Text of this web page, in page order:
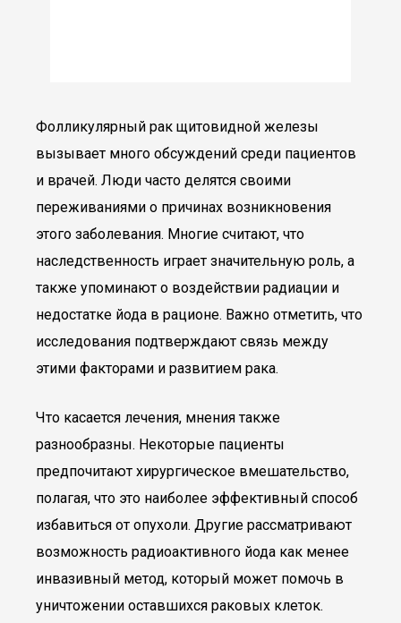
Фолликулярный рак щитовидной железы
вызывает много обсуждений среди пациентов
и врачей. Люди часто делятся своими
переживаниями о причинах возникновения
этого заболевания. Многие считают, что
наследственность играет значительную роль, а
также упоминают о воздействии радиации и
недостатке йода в рационе. Важно отметить, что
исследования подтверждают связь между
этими факторами и развитием рака.
Что касается лечения, мнения также
разнообразны. Некоторые пациенты
предпочитают хирургическое вмешательство,
полагая, что это наиболее эффективный способ
избавиться от опухоли. Другие рассматривают
возможность радиоактивного йода как менее
инвазивный метод, который может помочь в
уничтожении оставшихся раковых клеток.